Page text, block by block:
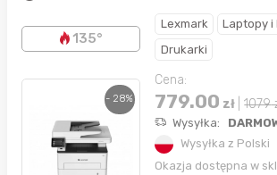
135°
Lexmark
Laptopy i
Drukarki
- 28%
Cena:
779.00 zł 1079
Wysyłka:
Wysyłka z Polski
Okazja dostępna w